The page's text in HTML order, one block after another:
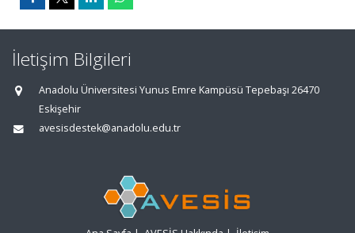
İletişim Bilgileri
Anadolu Üniversitesi Yunus Emre Kampüsü Tepebaşı 26470
Eskişehir
avesisdestek@anadolu.edu.tr